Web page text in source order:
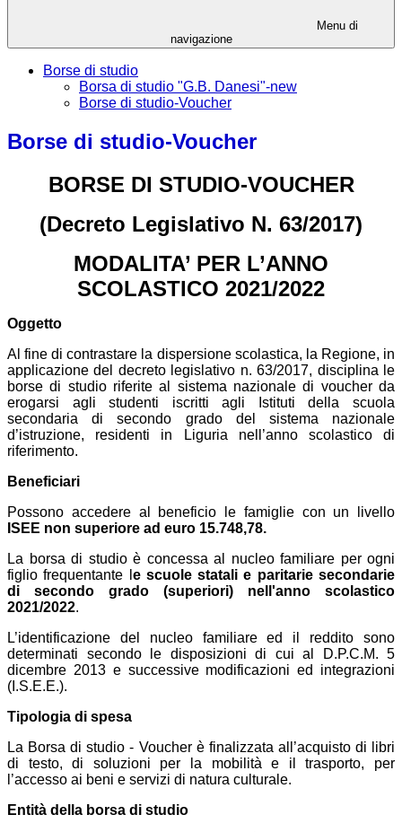
Menu di
navigazione
Borse di studio
Borsa di studio "G.B. Danesi"-new
Borse di studio-Voucher
Borse di studio-Voucher
BORSE DI STUDIO-VOUCHER
(Decreto Legislativo N. 63/2017)
MODALITA’ PER L’ANNO
SCOLASTICO 2021/2022
Oggetto
Al fine di contrastare la dispersione scolastica, la Regione, in
applicazione del decreto legislativo n. 63/2017, disciplina le
borse di studio riferite al sistema nazionale di voucher da
erogarsi agli studenti iscritti agli Istituti della scuola
secondaria di secondo grado del sistema nazionale
d’istruzione, residenti in Liguria nell’anno scolastico di
riferimento.
Beneficiari
Possono accedere al beneficio le famiglie con un livello
ISEE non superiore ad euro 15.748,78.
La borsa di studio è concessa al nucleo familiare per ogni
figlio frequentante l e scuole statali e paritarie secondarie
di secondo grado (superiori) nell'anno scolastico
2021/2022.
L’identificazione del nucleo familiare ed il reddito sono
determinati secondo le disposizioni di cui al D.P.C.M. 5
dicembre 2013 e successive modificazioni ed integrazioni
(I.S.E.E.).
Tipologia di spesa
La Borsa di studio - Voucher è finalizzata all’acquisto di libri
di testo, di soluzioni per la mobilità e il trasporto, per
l’accesso ai beni e servizi di natura culturale.
Entità della borsa di studio